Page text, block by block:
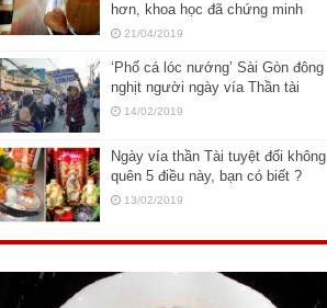
hơn, khoa học đã chứng minh
21/04/2019
‘Phố cá lóc nướng’ Sài Gòn đông
nghịt người ngày vía Thần tài
14/02/2019
Ngày vía thần Tài tuyệt đối không
quên 5 điều này, bạn có biết ?
13/02/2019